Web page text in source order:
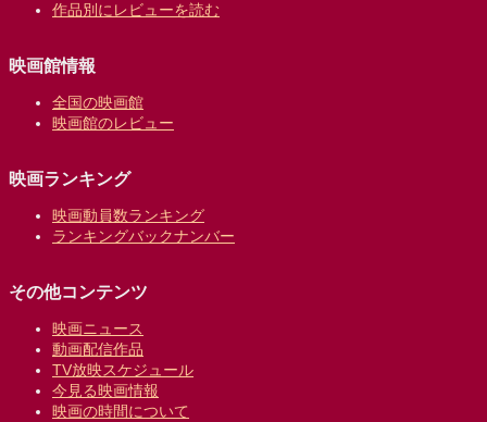
作品別にレビューを読む
映画館情報
全国の映画館
映画館のレビュー
映画ランキング
映画動員数ランキング
ランキングバックナンバー
その他コンテンツ
映画ニュース
動画配信作品
TV放映スケジュール
今見る映画情報
映画の時間について